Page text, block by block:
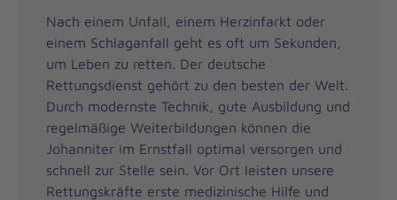
Nach einem Unfall, einem Herzinfarkt oder
einem Schlaganfall geht es oft um Sekunden,
um Leben zu retten. Der deutsche
Rettungsdienst gehört zu den besten der Welt.
Durch modernste Technik, gute Ausbildung und
regelmäßige Weiterbildungen können die
Johanniter im Ernstfall optimal versorgen und
schnell zur Stelle sein. Vor Ort leisten unsere
Rettungskräfte erste medizinische Hilfe und